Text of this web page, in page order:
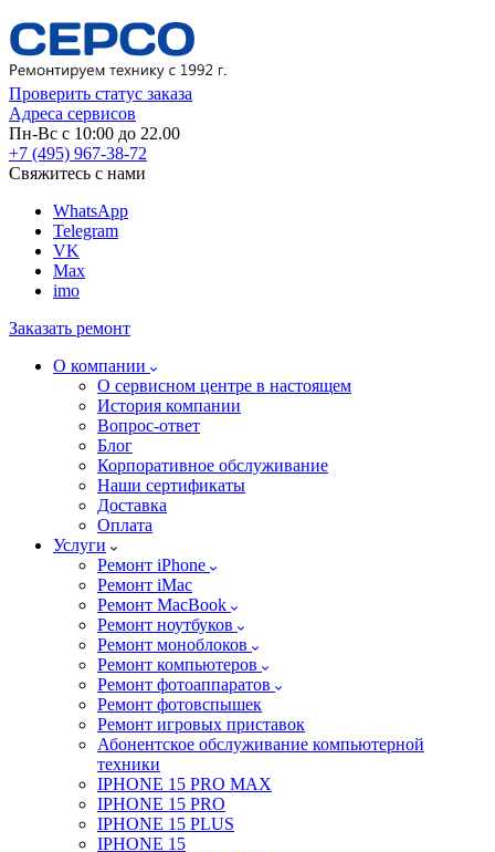
Проверить статус заказа
Адреса сервисов
Пн-Вс с 10:00 до 22.00
+7 (495) 967-38-72
Свяжитесь с нами
WhatsApp
Telegram
VK
Max
imo
Заказать ремонт
О компании
О сервисном центре в настоящем
История компании
Вопрос-ответ
Блог
Корпоративное обслуживание
Наши сертификаты
Доставка
Оплата
Услуги
Ремонт iPhone
Ремонт iMac
Ремонт MacBook
Ремонт ноутбуков
Ремонт моноблоков
Ремонт компьютеров
Ремонт фотоаппаратов
Ремонт фотовспышек
Ремонт игровых приставок
Абонентское обслуживание компьютерной
техники
IPHONE 15 PRO MAX
IPHONE 15 PRO
IPHONE 15 PLUS
IPHONE 15